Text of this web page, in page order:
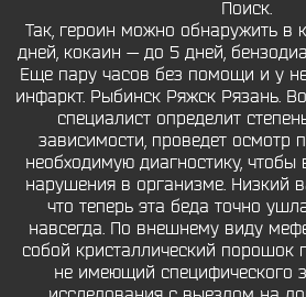
Поиск.
Так, героин можно обнаружить в
дней, кокаин — до 5 дней,
Еще пару часов без помощи и у
инфаркт. Рыбинск Ряжск Рязань.
специалист определит
зависимости, проведет осмотр
необходимую диагностику,
нарушения в организме. Низкий
что теперь эта беда точно
навсегда. По внешнему виду
собой кристаллический порошок
не имеющий специфического